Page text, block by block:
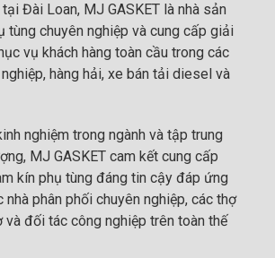
Đài Loan, MJ GASKET là nhà sản
tùng chuyên nghiệp và cung cấp giải
vụ khách hàng toàn cầu trong các
hàng hải, xe bán tải diesel và
nghiệm trong ngành và tập trung
MJ GASKET cam kết cung cấp
kín phụ tùng đáng tin cậy đáp ứng
nhà phân phối chuyên nghiệp, các thợ
và đối tác công nghiệp trên toàn thế